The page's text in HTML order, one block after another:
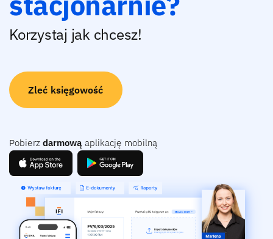
Korzystaj jak chcesz!
Zleć księgowość
Pobierz darmową aplikację mobilną